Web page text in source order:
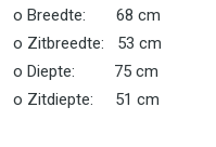
o Breedte: 68 cm
o Zitbreedte: 53 cm
o Diepte: 75 cm
o Zitdiepte: 51 cm